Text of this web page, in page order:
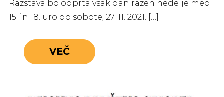
Razstava bo odprta vsak dan razen nedelje med
15. in 18. uro do sobote, 27. 11. 2021. […]
VEČ